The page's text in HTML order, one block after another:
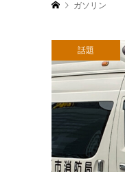
ガソリン
話題